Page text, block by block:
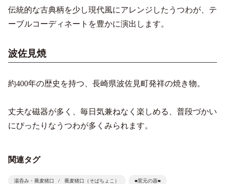
伝統的な古典柄を少し現代風にアレンジしたうつわが、テ
ーブルコーディネートを豊かに演出します。
波佐見焼
約400年の歴史を持つ、長崎県波佐見町発祥の焼き物。
丈夫な磁器が多く、毎日気兼ねなく楽しめる、普段づかい
にぴったりなうつわが多くみられます。
関連タグ
湯呑み・蕎麦猪口 蕎麦猪口（そばちょこ） ■窯元の器■